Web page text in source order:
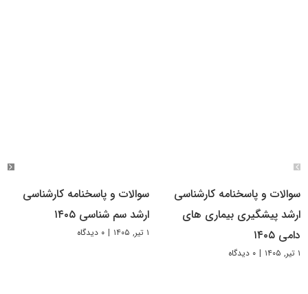
سوالات و پاسخنامه کارشناسی
ارشد پیشگیری بیماری های
دامی ۱۴۰۵
۱ تیر, ۱۴۰۵ | ۰ دیدگاه
سوالات و پاسخنامه کارشناسی
ارشد سم شناسی ۱۴۰۵
۱ تیر, ۱۴۰۵ | ۰ دیدگاه